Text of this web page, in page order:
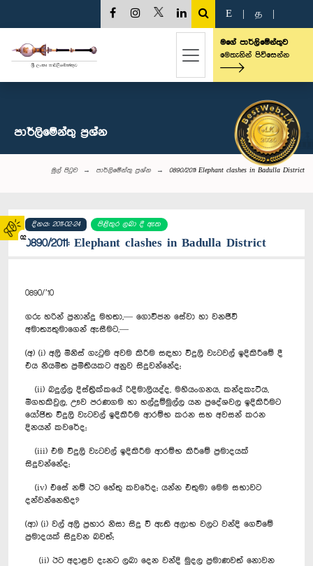
02
E த
මගේ පාර්ලිමේන්තුව
මෙතැනින් පිවිසෙන්න
පාර්ලි‌මේන්තු‌ ප්‍රශ්න
මුල් පිටුව පාර්ලි‌මේන්තු‌ ප්‍රශ්න 0890/2011: Elephant clashes in Badulla District
දිනය: 2011-02-24 පිළිතුර ලබා දී ඇත
0890/2011: Elephant clashes in Badulla District
0890/’10
ගරු හරින් ප්‍රනාන්දු මහතා,— ගොවිජන සේවා හා වනජීවී
අමාත්‍යතුමාගෙන් ඇසීමට,—
(අ) (i) අලි මිනිස් ගැටුම අවම කිරීම සඳහා විදුලි වැටවල් ඉදිකිරීමේ දී
එය නියමිත ප්‍රමිතියකට අනුව සිදුවන්නේද;
(ii) බදුල්ල දිස්ත්‍රික්කයේ රිදිමාලියද්ද, මහියංගනය, කන්දකැටිය,
මීගහකිවුල, ඌව පරණගම හා හල්දුම්මුල්ල යන ප්‍රදේශවල ඉදිකිරීමට
යෝජිත විදුලි වැටවල් ඉදිකිරීම ආරම්භ කරන සහ අවසන් කරන
දිනයන් කවරේද;
(iii) එම විදුලි වැටවල් ඉදිකිරීම ආරම්භ කිරීමේ ප්‍රමාදයක්
සිදුවන්නේද;
(iv) එසේ නම් ඊට හේතු කවරේද; යන්න එතුමා මෙම සභාවට
දන්වන්නෙහිද?
(ආ) (i) වල් අලි ප්‍රහාර නිසා සිදු වී ඇති අලාභ වලට වන්දි ගෙවීමේ
ප්‍රමාදයක් සිදුවන බවත්;
(ii) ඊට අදාළව දැනට ලබා දෙන වන්දි මුදල ප්‍රමාණවත් නොවන